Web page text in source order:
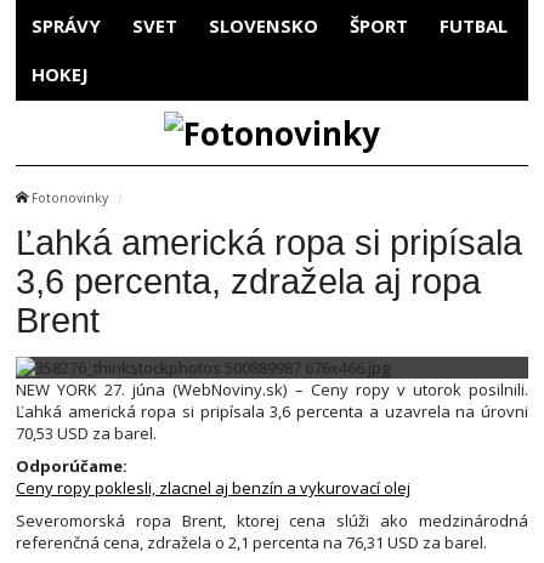
SPRÁVY SVET SLOVENSKO ŠPORT FUTBAL
HOKEJ
Fotonovinky
Ľahká americká ropa si pripísala
3,6 percenta, zdražela aj ropa
Brent
NEW YORK 27. júna (WebNoviny.sk) – Ceny ropy v utorok posilnili.
Ľahká americká ropa si pripísala 3,6 percenta a uzavrela na úrovni
70,53 USD za barel.
Odporúčame:
Ceny ropy poklesli, zlacnel aj benzín a vykurovací olej
Severomorská ropa Brent, ktorej cena slúži ako medzinárodná
referenčná cena, zdražela o 2,1 percenta na 76,31 USD za barel.